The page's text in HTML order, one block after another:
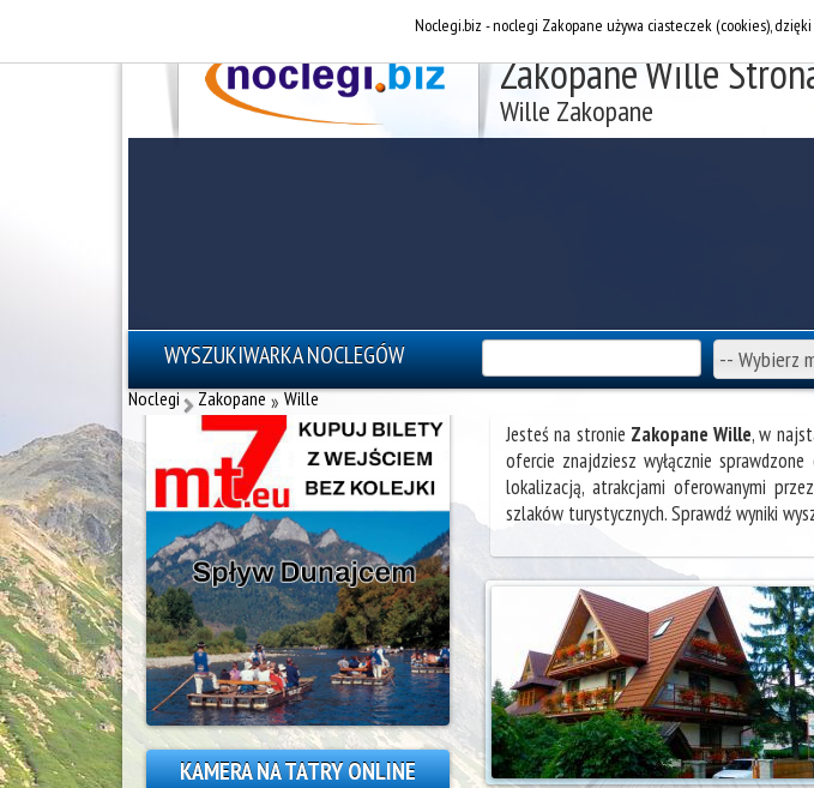
Zakopane Wille
Wille Zakopane
WYSZUKIWARKA NOCLEGÓW -- Wybierz
Noclegi Zakopane»Wille
Jesteś na stronie Zakopane Wille, w
ofercie znajdziesz wyłącznie
lokalizacją, atrakcjami oferowanymi
szlaków turystycznych. Sprawdź wyniki
reklama - noclegi Zakopane
KAMERA NA TATRY ONLINE
Noclegi.biz - noclegi Zakopane używa ciasteczek (cookies), dzięki